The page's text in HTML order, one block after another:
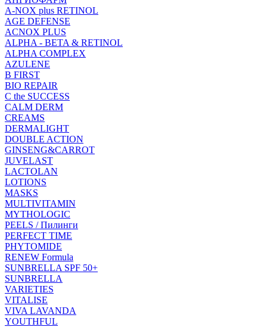
A-NOX plus RETINOL
AGE DEFENSE
ACNOX PLUS
ALPHA - BETA & RETINOL
ALPHA COMPLEX
AZULENE
B FIRST
BIO REPAIR
C the SUCCESS
CALM DERM
CREAMS
DERMALIGHT
DOUBLE ACTION
GINSENG&CARROT
JUVELAST
LACTOLAN
LOTIONS
MASKS
MULTIVITAMIN
MYTHOLOGIC
PEELS / Пилинги
PERFECT TIME
PHYTOMIDE
RENEW Formula
SUNBRELLA SPF 50+
SUNBRELLA
VARIETIES
VITALISE
VIVA LAVANDA
YOUTHFUL